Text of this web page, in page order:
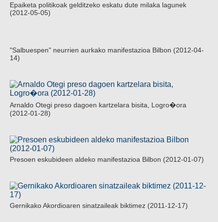
Epaiketa politikoak gelditzeko eskatu dute milaka lagunek
(2012-05-05)
"Salbuespen" neurrien aurkako manifestazioa Bilbon (2012-04-
14)
Arnaldo Otegi preso dagoen kartzelara bisita, Logro�ora
(2012-01-28)
Presoen eskubideen aldeko manifestazioa Bilbon (2012-01-07)
Gernikako Akordioaren sinatzaileak biktimez (2011-12-17)